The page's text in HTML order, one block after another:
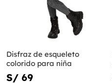
Disfraz de esqueleto
colorido para niña
S/ 69